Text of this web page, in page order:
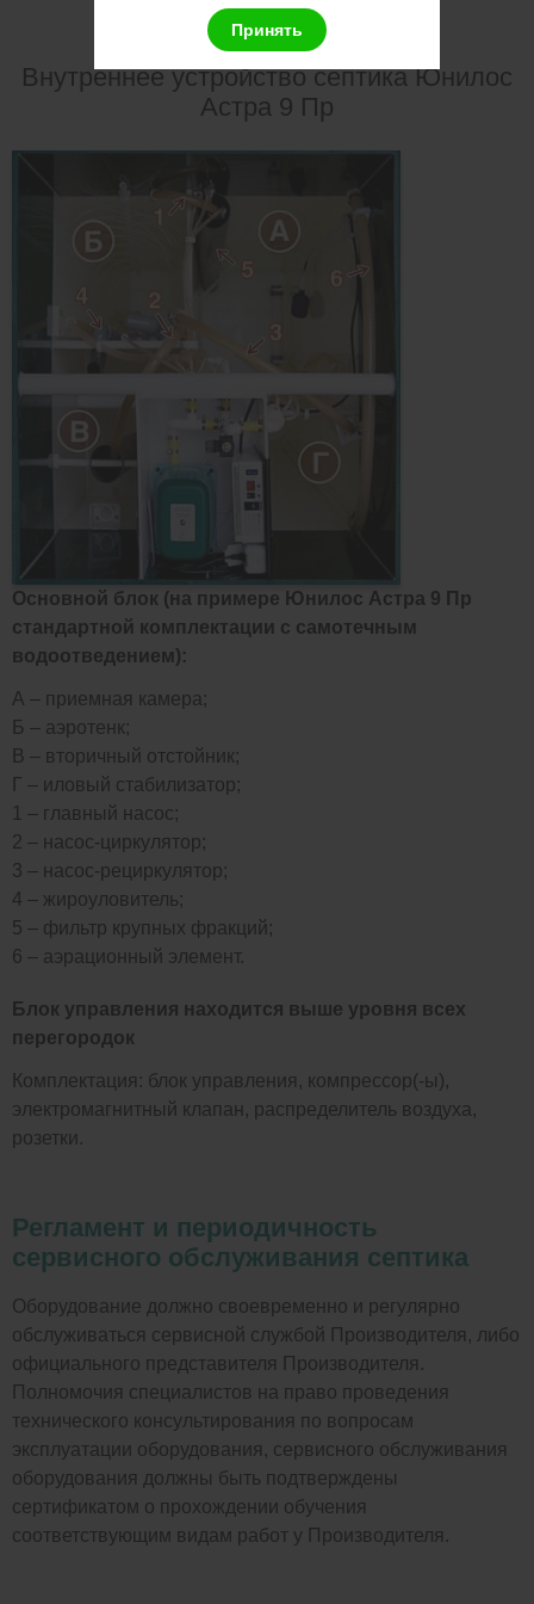
Внутреннее устройство септика Юнилос
Астра 9 Пр
Основной блок (на примере Юнилос Астра 9 Пр
стандартной комплектации с самотечным
водоотведением):
А – приемная камера;
Б – аэротенк;
В – вторичный отстойник;
Г – иловый стабилизатор;
1 – главный насос;
2 – насос-циркулятор;
3 – насос-рециркулятор;
4 – жироуловитель;
5 – фильтр крупных фракций;
6 – аэрационный элемент.
Блок управления находится выше уровня всех
перегородок
Комплектация: блок управления, компрессор(-ы),
электромагнитный клапан, распределитель воздуха,
розетки.
Регламент и периодичность
сервисного обслуживания септика
Оборудование должно своевременно и регулярно
обслуживаться сервисной службой Производителя, либо
официального представителя Производителя.
Полномочия специалистов на право проведения
технического консультирования по вопросам
эксплуатации оборудования, сервисного обслуживания
оборудования должны быть подтверждены
сертификатом о прохождении обучения
соответствующим видам работ у Производителя.
Принять